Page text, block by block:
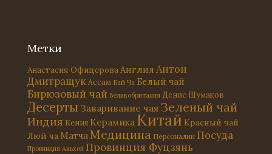
Метки
Анастасия Офицерова Англия Антон
Дмитращук Ассам Бай Ча Белый чай
Бирюзовый чай Великобритания Денис Шумаков
Десерты Заваривание чая Зеленый чай
Индия Кения Керамика Китай Красный чай
Люй ча Матча Медицина Персоналии Посуда
Провинция Аньхой Провинция Фуцзянь